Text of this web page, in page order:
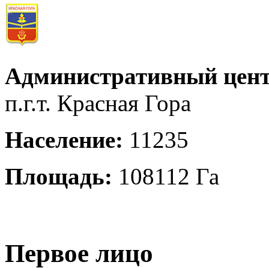
Административный
п.г.т. Красная Гора
Население: 11235
Площадь: 108112 Га
Первое лицо